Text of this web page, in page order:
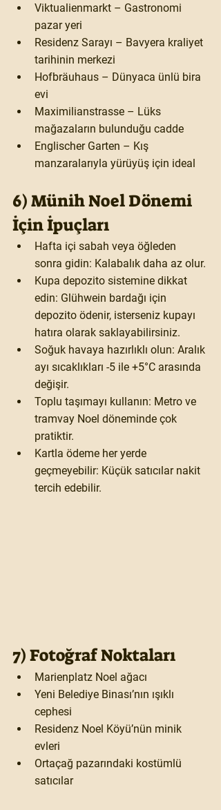
Viktualienmarkt – Gastronomi
pazar yeri
Residenz Sarayı – Bavyera kraliyet
tarihinin merkezi
Hofbräuhaus – Dünyaca ünlü bira
evi
Maximilianstrasse – Lüks
mağazaların bulunduğu cadde
Englischer Garten – Kış
manzaralarıyla yürüyüş için ideal
6) Münih Noel Dönemi
İçin İpuçları
Hafta içi sabah veya öğleden
sonra gidin: Kalabalık daha az olur.
Kupa depozito sistemine dikkat
edin: Glühwein bardağı için
depozito ödenir, isterseniz kupayı
hatıra olarak saklayabilirsiniz.
Soğuk havaya hazırlıklı olun: Aralık
ayı sıcaklıkları -5 ile +5°C arasında
değişir.
Toplu taşımayı kullanın: Metro ve
tramvay Noel döneminde çok
pratiktir.
Kartla ödeme her yerde
geçmeyebilir: Küçük satıcılar nakit
tercih edebilir.
7) Fotoğraf Noktaları
Marienplatz Noel ağacı
Yeni Belediye Binası’nın ışıklı
cephesi
Residenz Noel Köyü’nün minik
evleri
Ortaçağ pazarındaki kostümlü
satıcılar